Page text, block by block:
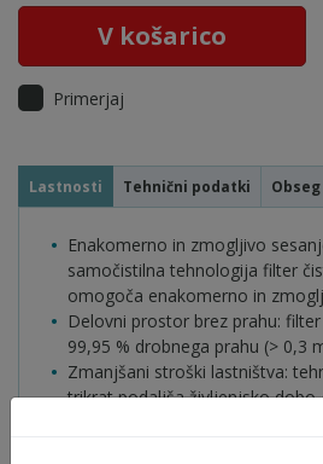
V košarico
Primerjaj
Lastnosti Tehnični podatki
Enakomerno in zmogljivo
samočistilna tehnologija filter
omogoča enakomerno in
Delovni prostor brez prahu:
99,95 % drobnega prahu (> 0,3
Zmanjšani stroški lastništva:
trikrat podaljša življenjsko dobo